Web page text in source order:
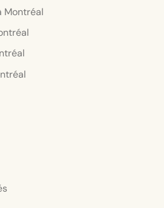
Montréal